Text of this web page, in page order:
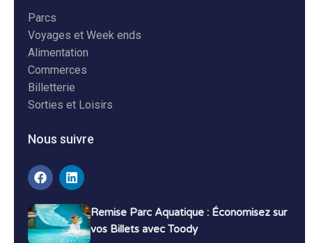
Parcs
Voyages et Week ends
Alimentation
Commerces
Billetterie
Sorties et Loisirs
Nous suivre
Remise Parc Aquatique : Économisez sur
vos Billets avec Toody